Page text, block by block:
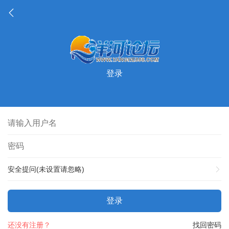
登录
安全提问(未设置请忽略)
登录
找回密码
还没有注册？